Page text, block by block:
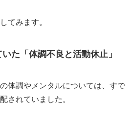
てみます。
た「体調不良と活動休止」
体調やメンタルについては、すで
されていました。